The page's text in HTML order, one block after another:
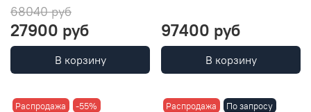
68040 руб
27900 руб
В корзину
97400 руб
В корзину
Распродажа -55% Распродажа
По запросу